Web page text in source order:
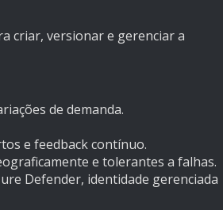
criar, versionar e gerenciar a
de demanda.
e feedback contínuo.
e tolerantes a falhas.
Defender, identidade gerenciada